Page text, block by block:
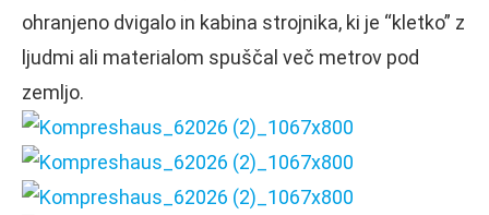
ohranjeno dvigalo in kabina strojnika, ki je “kletko” z
ljudmi ali materialom spuščal več metrov pod
zemljo.